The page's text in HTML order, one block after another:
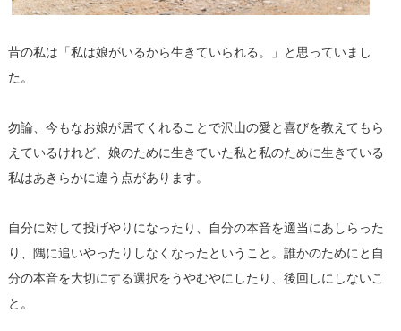
昔の私は「私は娘がいるから生きていられる。」と思っていまし
た。
勿論、今もなお娘が居てくれることで沢山の愛と喜びを教えてもら
えているけれど、娘のために生きていた私と私のために生きている
私はあきらかに違う点があります。
自分に対して投げやりになったり、自分の本音を適当にあしらった
り、隅に追いやったりしなくなったということ。誰かのためにと自
分の本音を大切にする選択をうやむやにしたり、後回しにしないこ
と。